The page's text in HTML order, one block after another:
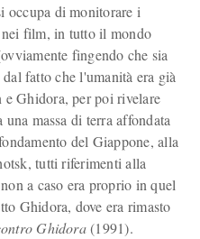
occupa di monitorare i
film, in tutto il mondo
fingendo che sia
fatto che l'umanità era già
e Ghidora, per poi rivelare
massa di terra affondata
del Giappone, alla
tutti riferimenti alla
a caso era proprio in quel
Ghidora, dove era rimasto
Ghidora(1991).